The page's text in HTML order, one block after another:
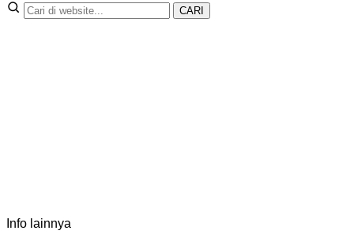
CARI
Info lainnya